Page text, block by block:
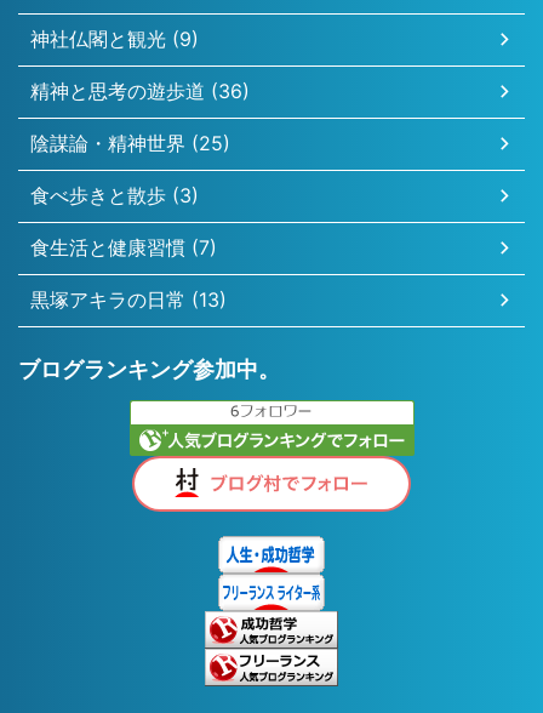
神社仏閣と観光 (9)
精神と思考の遊歩道 (36)
陰謀論・精神世界 (25)
食べ歩きと散歩 (3)
食生活と健康習慣 (7)
黒塚アキラの日常 (13)
ブログランキング参加中。